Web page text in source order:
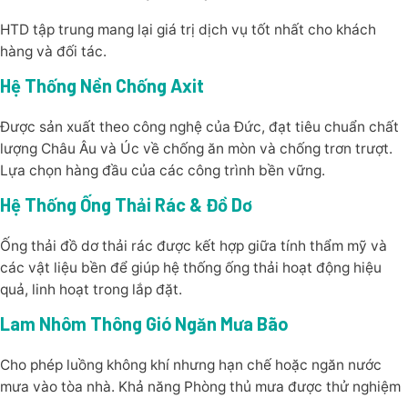
HTD tập trung mang lại giá trị dịch vụ tốt nhất cho khách
hàng và đối tác.
Hệ Thống Nền Chống Axit
Được sản xuất theo công nghệ của Đức, đạt tiêu chuẩn chất
lượng Châu Âu và Úc về chống ăn mòn và chống trơn trượt.
Lựa chọn hàng đầu của các công trình bền vững.
Hệ Thống Ống Thải Rác & Đồ Dơ
Ống thải đồ dơ thải rác được kết hợp giữa tính thẩm mỹ và
các vật liệu bền để giúp hệ thống ống thải hoạt động hiệu
quả, linh hoạt trong lắp đặt.
Lam Nhôm Thông Gió Ngăn Mưa Bão
Cho phép luồng không khí nhưng hạn chế hoặc ngăn nước
mưa vào tòa nhà. Khả năng Phòng thủ mưa được thử nghiệm